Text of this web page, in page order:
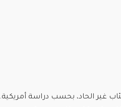
غير الحاد، بحسب دراسة أمريكية.